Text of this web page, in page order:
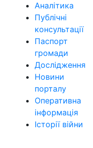
Аналітика
Публічні
консультації
Паспорт
громади
Дослідження
Новини
порталу
Оперативна
інформація
Історії війни